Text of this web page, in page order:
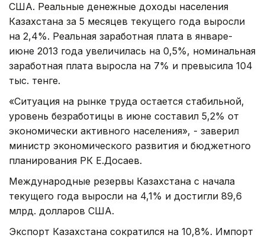
США. Реальные денежные доходы населения
Казахстана за 5 месяцев текущего года выросли
на 2,4%. Реальная заработная плата в январе-
июне 2013 года увеличилась на 0,5%, номинальная
заработная плата выросла на 7% и превысила 104
тыс. тенге.
«Ситуация на рынке труда остается стабильной,
уровень безработицы в июне составил 5,2% от
экономически активного населения», - заверил
министр экономического развития и бюджетного
планирования РК Е.Досаев.
Международные резервы Казахстана с начала
текущего года выросли на 4,1% и достигли 89,6
млрд. долларов США.
Экспорт Казахстана сократился на 10,8%. Импорт